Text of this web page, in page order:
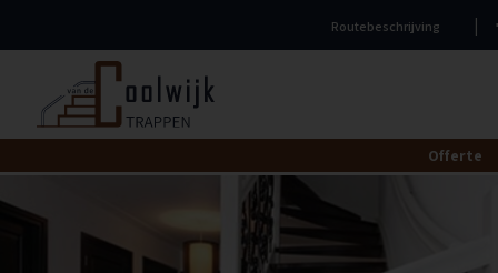
Routebeschrijving
Offerte